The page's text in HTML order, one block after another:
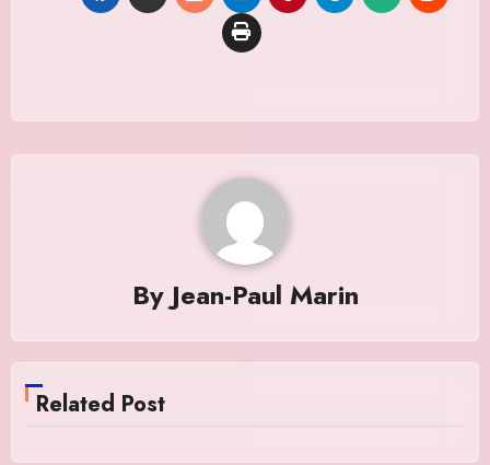
ByJean-Paul Marin
Related Post